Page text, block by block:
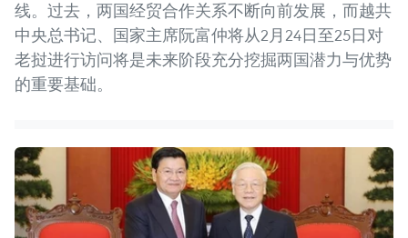
线。过去，两国经贸合作关系不断向前发展，而越共
中央总书记、国家主席阮富仲将从2月24日至25日对
老挝进行访问将是未来阶段充分挖掘两国潜力与优势
的重要基础。